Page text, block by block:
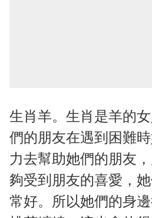
生肖羊。生肖是羊的
們的朋友在遇到困難
力去幫助她們的朋友
夠受到朋友的喜愛，
常好。所以她們的身